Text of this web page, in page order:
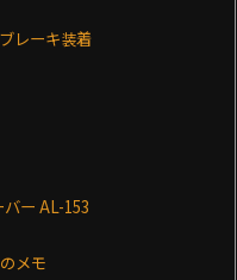
レーキ装着
ー AL-153
メモ